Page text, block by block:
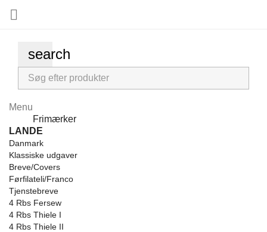

search
Menu
Frimærker
LANDE
Danmark
Klassiske udgaver
Breve/Covers
Førfilateli/Franco
Tjenstebreve
4 Rbs Fersew
4 Rbs Thiele I
4 Rbs Thiele II